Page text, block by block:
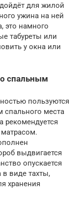
для жилой
ужина на ней
это намного
табуреты или
у окна или
спальным
пользуются
спального места
рекомендуется
выдвигается
опускается
виде тахты,
хранения